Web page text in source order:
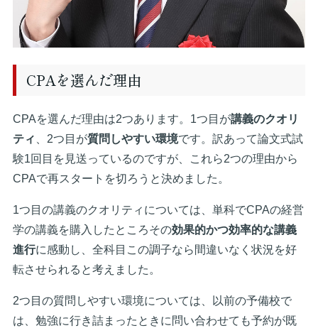
CPAを選んだ理由
CPAを選んだ理由は2つあります。1つ目が講義のクオリ
ティ
、2つ目が質問しやすい環境です。訳あって論文式試
験1回目を見送っているのですが、これら2つの理由から
CPAで再スタートを切ろうと決めました。
1つ目の講義のクオリティについては、単科でCPAの経営
学の講義を購入したところその効果的かつ効率的な講義
進行に感動し、全科目この調子なら間違いなく状況を好
転させられると考えました。
2つ目の質問しやすい環境については、以前の予備校で
は、勉強に行き詰まったときに問い合わせても予約が既